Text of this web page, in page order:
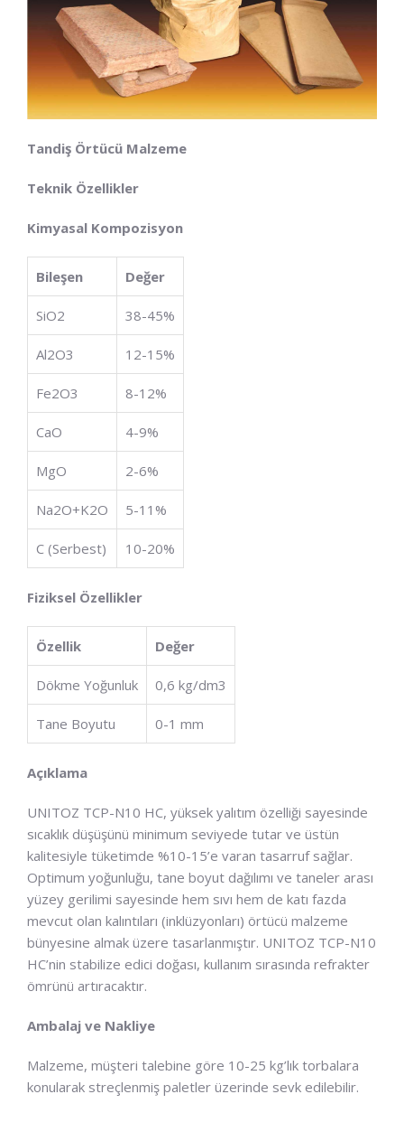
Tandiş Örtücü Malzeme
Teknik Özellikler
Kimyasal Kompozisyon
Bileşen Değer
SiO2​ 38-45%
Al2​O3​ 12-15%
Fe2​O3​ 8-12%
CaO 4-9%
MgO 2-6%
Na2​O+K2​O 5-11%
C (Serbest) 10-20%
Fiziksel Özellikler
Özellik Değer
Dökme Yoğunluk 0,6 kg/dm3
Tane Boyutu 0-1 mm
Açıklama
UNITOZ TCP-N10 HC, yüksek yalıtım özelliği sayesinde
sıcaklık düşüşünü minimum seviyede tutar ve üstün
kalitesiyle tüketimde %10-15’e varan tasarruf sağlar.
Optimum yoğunluğu, tane boyut dağılımı ve taneler arası
yüzey gerilimi sayesinde hem sıvı hem de katı fazda
mevcut olan kalıntıları (inklüzyonları) örtücü malzeme
bünyesine almak üzere tasarlanmıştır. UNITOZ TCP-N10
HC’nin stabilize edici doğası, kullanım sırasında refrakter
ömrünü artıracaktır.
Ambalaj ve Nakliye
Malzeme, müşteri talebine göre 10-25 kg’lık torbalara
konularak streçlenmiş paletler üzerinde sevk edilebilir.